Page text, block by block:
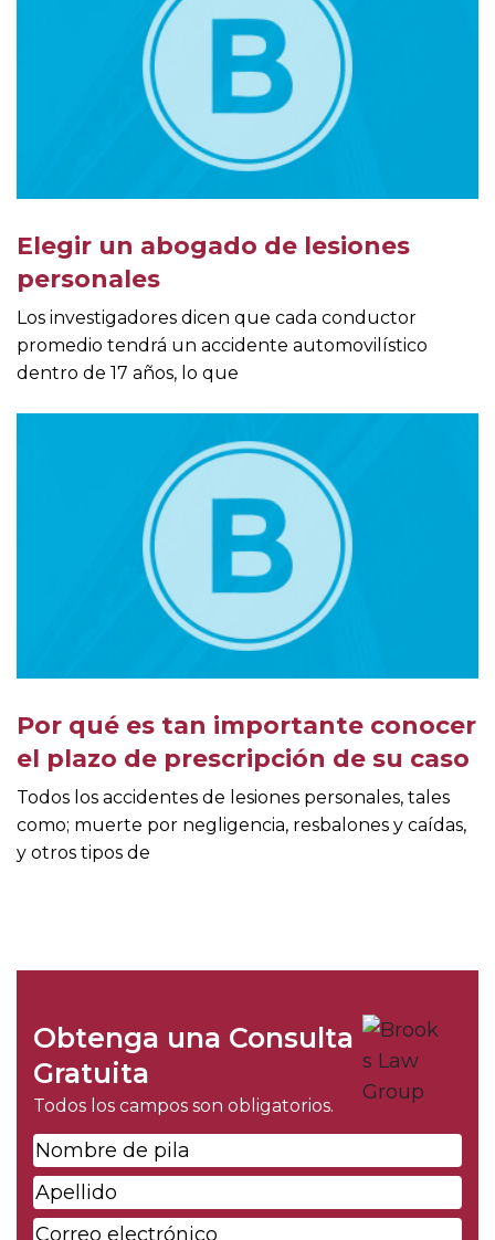
Elegir un abogado de lesiones
personales
Los investigadores dicen que cada conductor
promedio tendrá un accidente automovilístico
dentro de 17 años, lo que
Por qué es tan importante conocer
el plazo de prescripción de su caso
Todos los accidentes de lesiones personales, tales
como; muerte por negligencia, resbalones y caídas,
y otros tipos de
Obtenga una Consulta
Gratuita
Todos los campos son obligatorios.
Nombre
de
pila*
Apellido*
Correo